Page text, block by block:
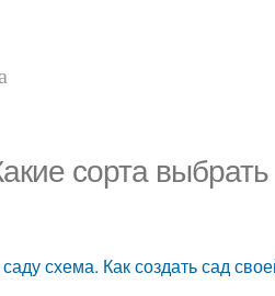
сорта выбрать
схема. Как создать сад